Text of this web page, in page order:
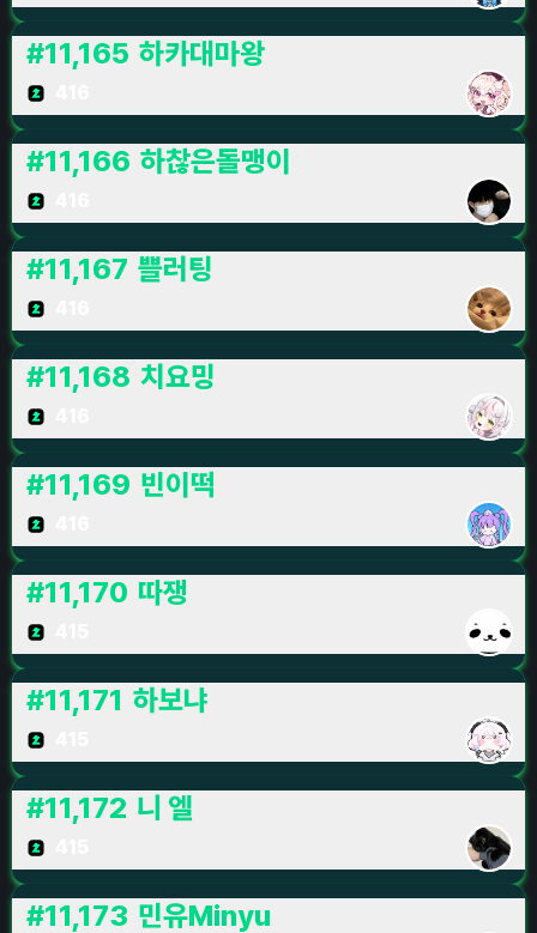
#11,165 하카대마왕
#11,166 하찮은돌맹이
#11,167 쁠러팅
#11,168 치요밍
#11,169 빈이떡
#11,170 따쟁
#11,171 하보냐
#11,172 니 엘
#11,173 민유Minyu